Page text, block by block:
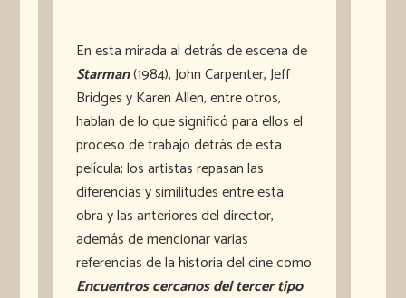
En esta mirada al detrás de escena de
Starman(1984), John Carpenter, Jeff
Bridges y Karen Allen, entre otros,
hablan de lo que significó para ellos el
proceso de trabajo detrás de esta
película; los artistas repasan las
diferencias y similitudes entre esta
obra y las anteriores del director,
además de mencionar varias
referencias de la historia del cine como
Encuentros cercanos del tercer tipo